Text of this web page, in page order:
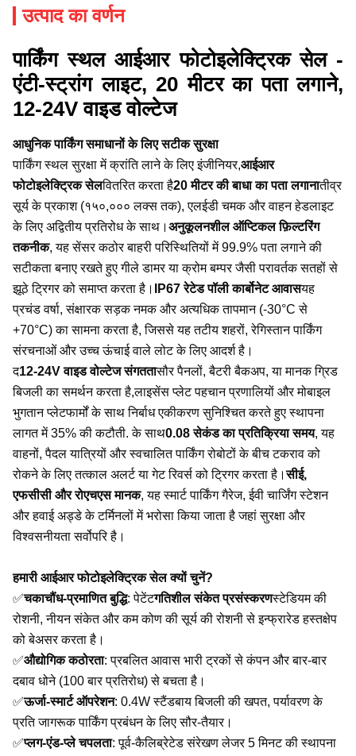
उत्पाद का वर्णन
पार्किंग स्थल आईआर फोटोइलेक्ट्रिक सेल -
एंटी-स्ट्रांग लाइट, 20 मीटर का पता लगाने,
12-24V वाइड वोल्टेज
आधुनिक पार्किंग समाधानों के लिए सटीक सुरक्षा
पार्किंग स्थल सुरक्षा में क्रांति लाने के लिए इंजीनियर,आईआर
फोटोइलेक्ट्रिक सेलवितरित करता है20 मीटर की बाधा का पता लगानातीव्र
सूर्य के प्रकाश (१५०,००० लक्स तक), एलईडी चमक और वाहन हेडलाइट
के लिए अद्वितीय प्रतिरोध के साथ। अनुकूलनशील ऑप्टिकल फ़िल्टरिंग
तकनीक, यह सेंसर कठोर बाहरी परिस्थितियों में 99.9% पता लगाने की
सटीकता बनाए रखते हुए गीले डामर या क्रोम बम्पर जैसी परावर्तक सतहों से
झूठे ट्रिगर को समाप्त करता है।
IP67 रेटेड पॉली कार्बोनेट आवासयह
प्रचंड वर्षा, संक्षारक सड़क नमक और अत्यधिक तापमान (-30°C से
+70°C) का सामना करता है, जिससे यह तटीय शहरों, रेगिस्तान पार्किंग
संरचनाओं और उच्च ऊंचाई वाले लोट के लिए आदर्श है।
द12-24V वाइड वोल्टेज संगततासौर पैनलों, बैटरी बैकअप, या मानक ग्रिड
बिजली का समर्थन करता है,लाइसेंस प्लेट पहचान प्रणालियों और मोबाइल
भुगतान प्लेटफार्मों के साथ निर्बाध एकीकरण सुनिश्चित करते हुए स्थापना
लागत में 35% की कटौती. के साथ0.08 सेकंड का प्रतिक्रिया समय, यह
वाहनों, पैदल यात्रियों और स्वचालित पार्किंग रोबोटों के बीच टकराव को
रोकने के लिए तत्काल अलर्ट या गेट रिवर्स को ट्रिगर करता है।सीई,
एफसीसी और रोएचएस मानक, यह स्मार्ट पार्किंग गैरेज, ईवी चार्जिंग स्टेशन
और हवाई अड्डे के टर्मिनलों में भरोसा किया जाता है जहां सुरक्षा और
विश्वसनीयता सर्वोपरि है।
हमारी आईआर फोटोइलेक्ट्रिक सेल क्यों चुनें?
✅चकाचौंध-प्रमाणित बुद्धि: पेटेंटगतिशील संकेत प्रसंस्करणस्टेडियम की
रोशनी, नीयन संकेत और कम कोण की सूर्य की रोशनी से इन्फ्रारेड हस्तक्षेप
को बेअसर करता है।
✅औद्योगिक कठोरता: प्रबलित आवास भारी ट्रकों से कंपन और बार-बार
दबाव धोने (100 बार प्रतिरोध) से बचता है।
✅ऊर्जा-स्मार्ट ऑपरेशन: 0.4W स्टैंडबाय बिजली की खपत, पर्यावरण के
प्रति जागरूक पार्किंग प्रबंधन के लिए सौर-तैयार।
✅प्लग-एंड-प्ले चपलता: पूर्व-कैलिब्रेटेड संरेखण लेजर 5 मिनट की स्थापना